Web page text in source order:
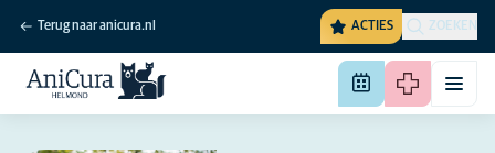
Terug naar anicura.nl ACTIES ZOEKEN